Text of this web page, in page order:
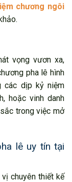
chương ngôi
vọng vươn xa,
pha lê hình
các dịp kỷ niệm
hoặc vinh danh
trong việc mở
lê uy tín tại
chuyên thiết kế